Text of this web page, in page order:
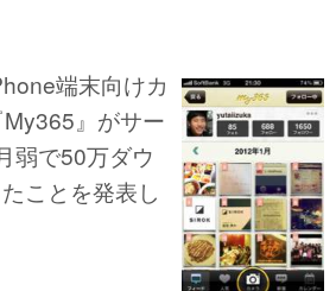
端末向けカ
』がサー
弱で50万ダウ
ことを発表し